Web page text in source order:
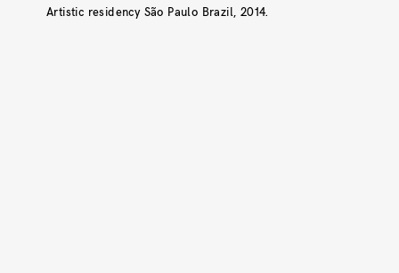
Artistic residency São Paulo Brazil, 2014.